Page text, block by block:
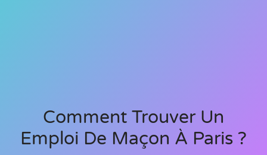
Comment Trouver Un
Emploi De Maçon À Paris ?